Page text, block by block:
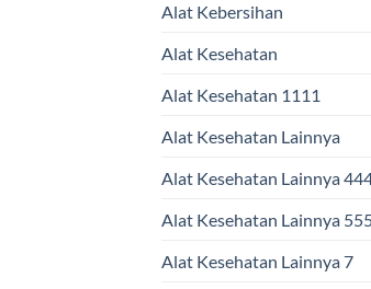
Alat Kebersihan
Alat Kesehatan
Alat Kesehatan 1111
Alat Kesehatan Lainnya
Alat Kesehatan Lainnya
Alat Kesehatan Lainnya
Alat Kesehatan Lainnya 7